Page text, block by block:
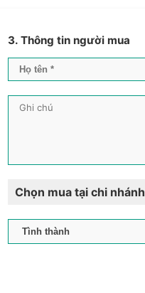
3. Thông tin người mua
Chọn mua tại chi nhánh